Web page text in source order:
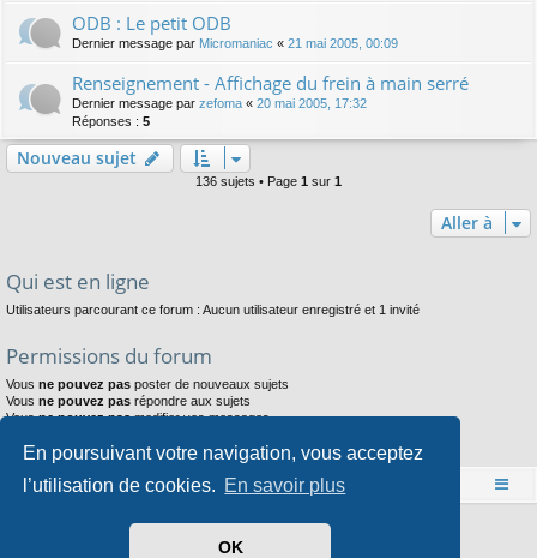
En poursuivant votre navigation, vous acceptez
l’utilisation de cookies. En savoir plus
OK
ODB : Le petit ODB
Dernier message par Micromaniac « 21 mai 2005, 00:09
Renseignement - Affichage du frein à main serré
Dernier message par zefoma « 20 mai 2005, 17:32
Réponses : 5
Nouveau sujet
136 sujets • Page 1 sur 1
Aller à
Qui est en ligne
Utilisateurs parcourant ce forum : Aucun utilisateur enregistré et 1 invité
Permissions du forum
Vous ne pouvez pas poster de nouveaux sujets
Vous ne pouvez pas répondre aux sujets
Vousne pouvez pasmodifier vos messages
Vousne pouvez pasjoindre des fichiers
Accueil Index du forum
Développé parphpBB® Forum Software © phpBB Limited
Arty- phpBB 3.3 par MrGaby